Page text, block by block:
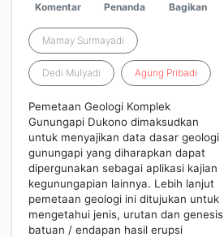
Komentar Penanda Bagikan
Mamay Surmayadi
Dedi Mulyadi Agung Pribadi
Pemetaan Geologi Komplek
Gunungapi Dukono dimaksudkan
untuk menyajikan data dasar geologi
gunungapi yang diharapkan dapat
dipergunakan sebagai aplikasi kajian
kegunungapian lainnya. Lebih lanjut
pemetaan geologi ini ditujukan untuk
mengetahui jenis, urutan dan genesis
batuan / endapan hasil erupsi